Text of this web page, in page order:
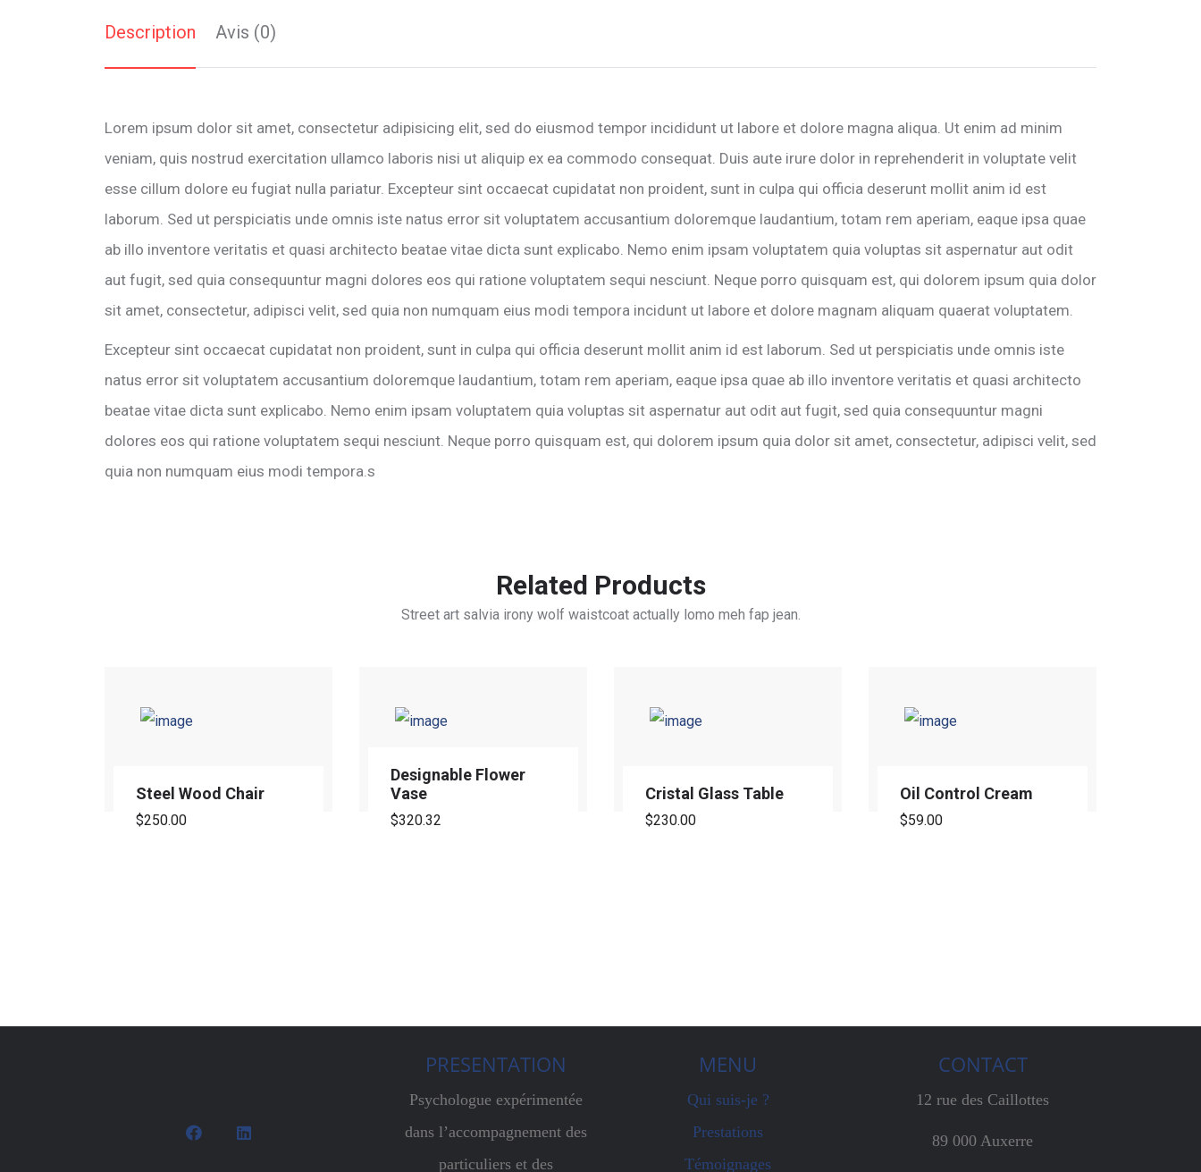
Description Avis (0)
Lorem ipsum dolor sit amet, consectetur adipisicing elit, sed do eiusmod tempor incididunt ut labore et dolore magna aliqua. Ut enim ad minim
veniam, quis nostrud exercitation ullamco laboris nisi ut aliquip ex ea commodo consequat. Duis aute irure dolor in reprehenderit in voluptate velit
esse cillum dolore eu fugiat nulla pariatur. Excepteur sint occaecat cupidatat non proident, sunt in culpa qui officia deserunt mollit anim id est
laborum. Sed ut perspiciatis unde omnis iste natus error sit voluptatem accusantium doloremque laudantium, totam rem aperiam, eaque ipsa quae
ab illo inventore veritatis et quasi architecto beatae vitae dicta sunt explicabo. Nemo enim ipsam voluptatem quia voluptas sit aspernatur aut odit
aut fugit, sed quia consequuntur magni dolores eos qui ratione voluptatem sequi nesciunt. Neque porro quisquam est, qui dolorem ipsum quia dolor
sit amet, consectetur, adipisci velit, sed quia non numquam eius modi tempora incidunt ut labore et dolore magnam aliquam quaerat voluptatem.
Excepteur sint occaecat cupidatat non proident, sunt in culpa qui officia deserunt mollit anim id est laborum. Sed ut perspiciatis unde omnis iste
natus error sit voluptatem accusantium doloremque laudantium, totam rem aperiam, eaque ipsa quae ab illo inventore veritatis et quasi architecto
beatae vitae dicta sunt explicabo. Nemo enim ipsam voluptatem quia voluptas sit aspernatur aut odit aut fugit, sed quia consequuntur magni
dolores eos qui ratione voluptatem sequi nesciunt. Neque porro quisquam est, qui dolorem ipsum quia dolor sit amet, consectetur, adipisci velit, sed
quia non numquam eius modi tempora.s
Related Products
Street art salvia irony wolf waistcoat actually lomo meh fap jean.
Steel Wood Chair
$250.00
Designable Flower
Vase
$320.32
Cristal Glass Table
$230.00
Oil Control Cream
$59.00
PRESENTATION
Psychologue expérimentée
dans l’accompagnement des
particuliers et des
MENU
Qui suis-je ?
Prestations
Témoignages
CONTACT
12 rue des Caillottes
89 000 Auxerre